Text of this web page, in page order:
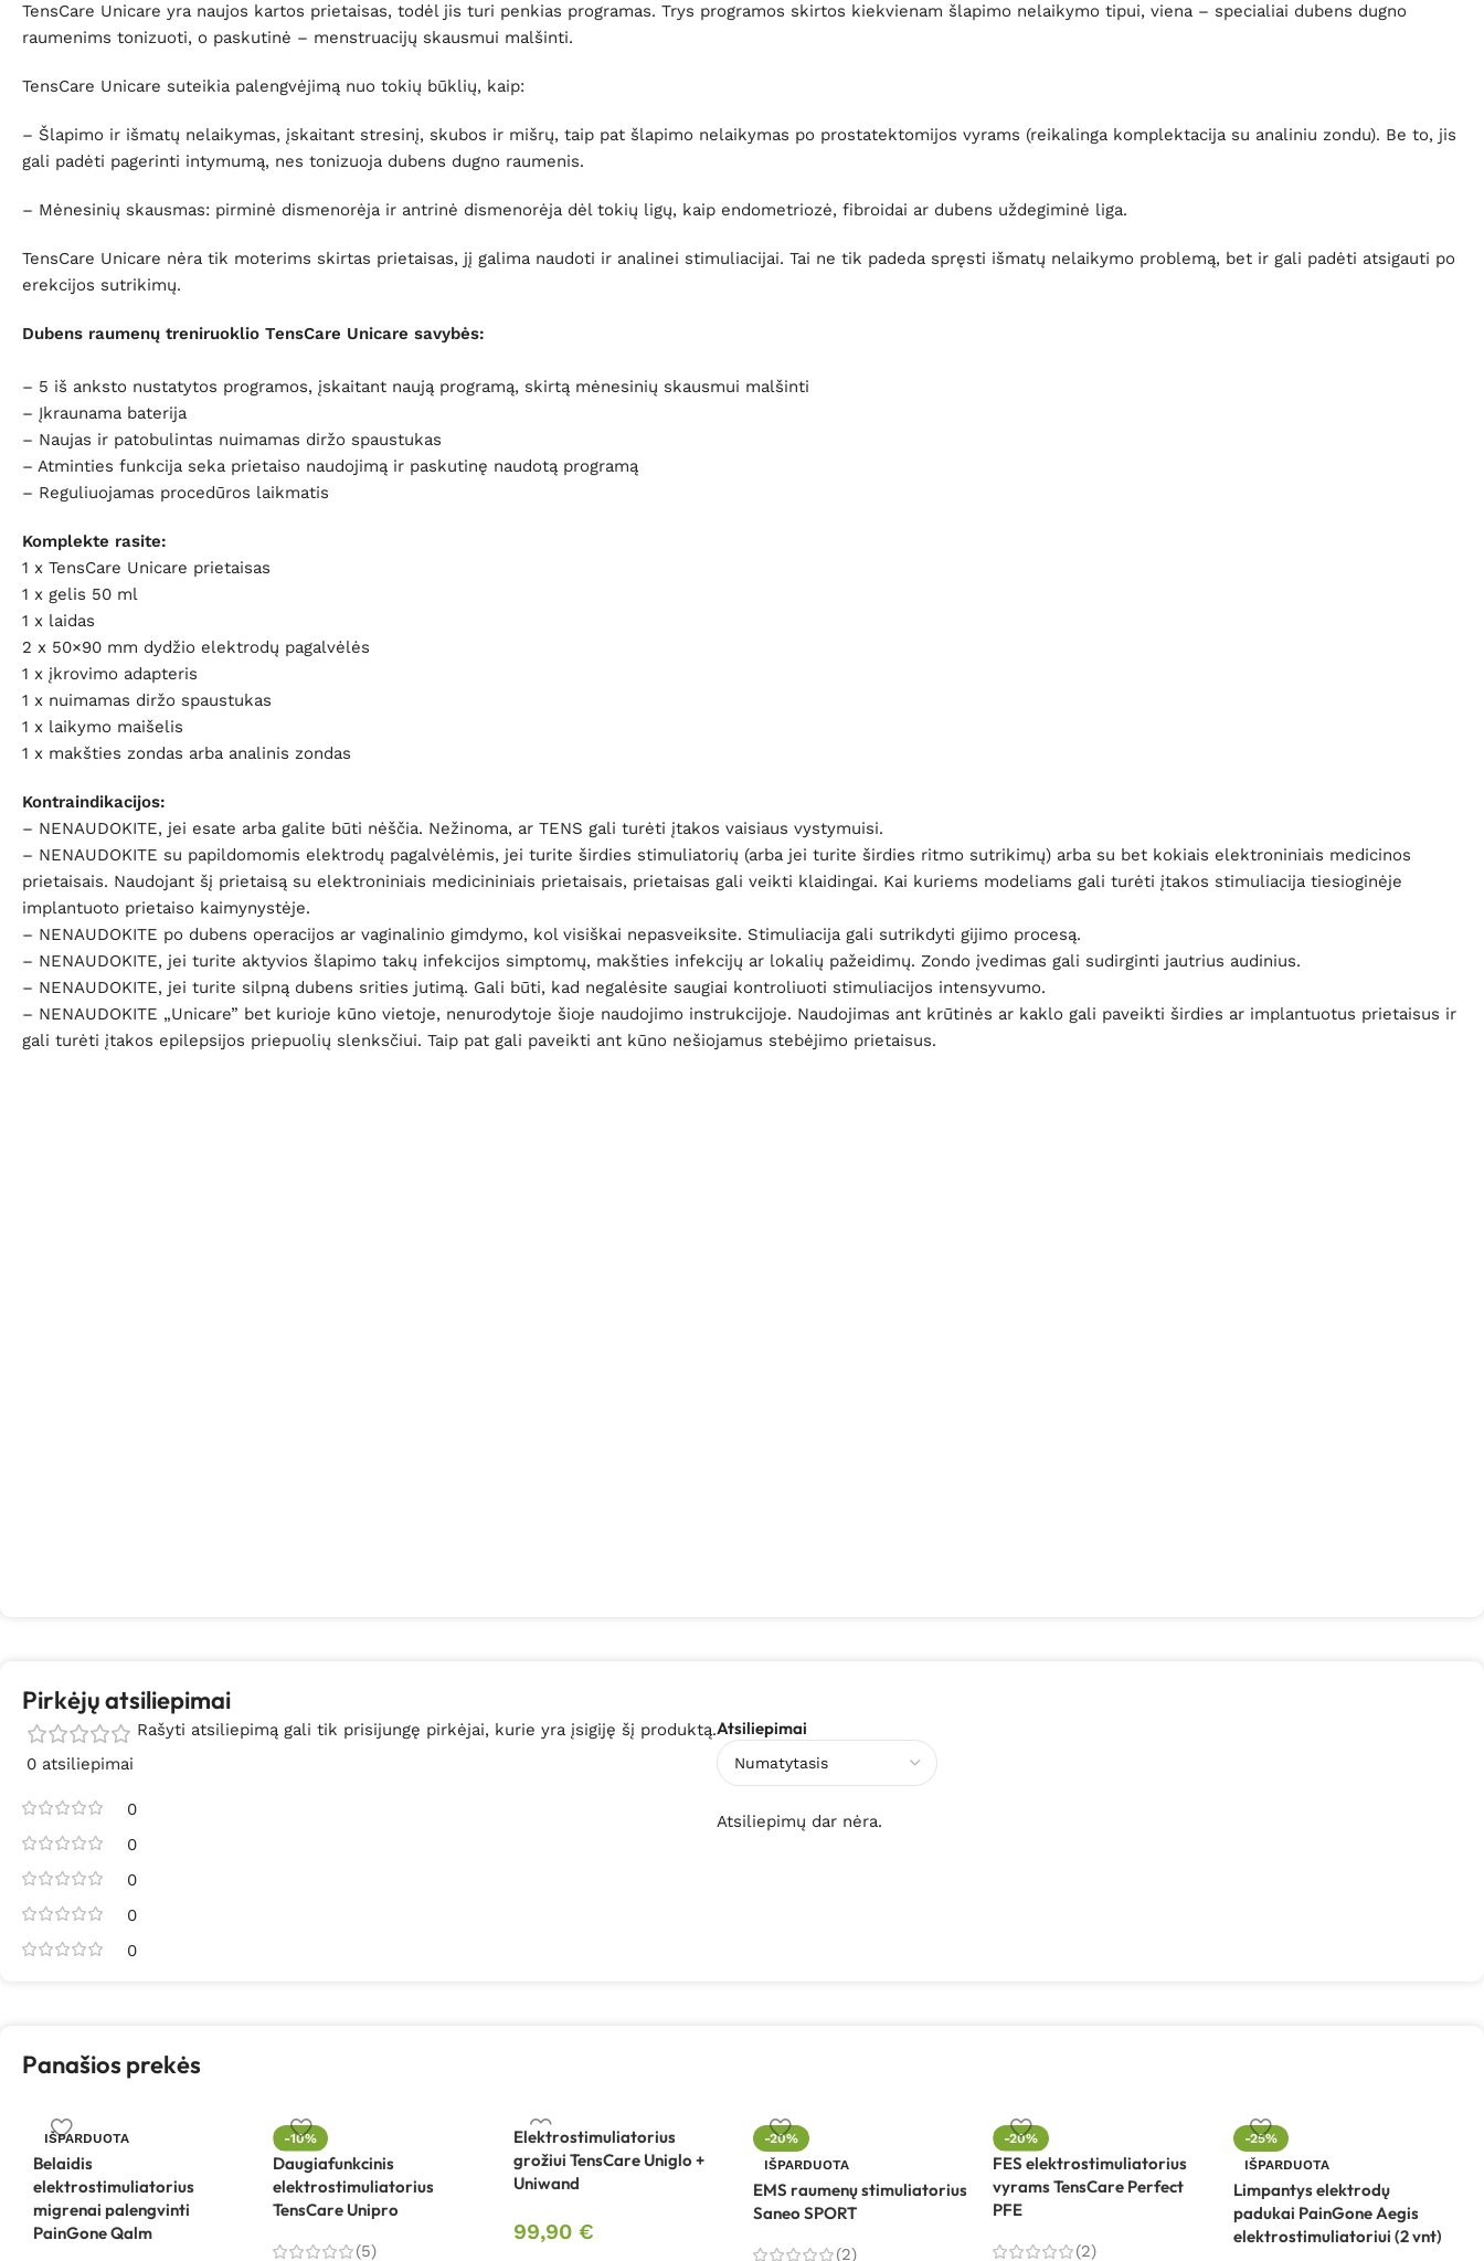
TensCare Unicare yra naujos kartos prietaisas, todėl jis turi penkias programas. Trys programos skirtos kiekvienam šlapimo nelaikymo tipui, viena – specialiai dubens dugno
raumenims tonizuoti, o paskutinė – menstruacijų skausmui malšinti.
TensCare Unicare suteikia palengvėjimą nuo tokių būklių, kaip:
– Šlapimo ir išmatų nelaikymas, įskaitant stresinį, skubos ir mišrų, taip pat šlapimo nelaikymas po prostatektomijos vyrams (reikalinga komplektacija su analiniu zondu). Be to, jis
gali padėti pagerinti intymumą, nes tonizuoja dubens dugno raumenis.
– Mėnesinių skausmas: pirminė dismenorėja ir antrinė dismenorėja dėl tokių ligų, kaip endometriozė, fibroidai ar dubens uždegiminė liga.
TensCare Unicare nėra tik moterims skirtas prietaisas, jį galima naudoti ir analinei stimuliacijai. Tai ne tik padeda spręsti išmatų nelaikymo problemą, bet ir gali padėti atsigauti po
erekcijos sutrikimų.
Dubens raumenų treniruoklio TensCare Unicare savybės:
– 5 iš anksto nustatytos programos, įskaitant naują programą, skirtą mėnesinių skausmui malšinti
– Įkraunama baterija
– Naujas ir patobulintas nuimamas diržo spaustukas
– Atminties funkcija seka prietaiso naudojimą ir paskutinę naudotą programą
– Reguliuojamas procedūros laikmatis
Komplekte rasite:
1 x TensCare Unicare prietaisas
1 x gelis 50 ml
1 x laidas
2 x 50×90 mm dydžio elektrodų pagalvėlės
1 x įkrovimo adapteris
1 x nuimamas diržo spaustukas
1 x laikymo maišelis
1 x makšties zondas arba analinis zondas
Kontraindikacijos:
– NENAUDOKITE, jei esate arba galite būti nėščia. Nežinoma, ar TENS gali turėti įtakos vaisiaus vystymuisi.
– NENAUDOKITE su papildomomis elektrodų pagalvėlėmis, jei turite širdies stimuliatorių (arba jei turite širdies ritmo sutrikimų) arba su bet kokiais elektroniniais medicinos
prietaisais. Naudojant šį prietaisą su elektroniniais medicininiais prietaisais, prietaisas gali veikti klaidingai. Kai kuriems modeliams gali turėti įtakos stimuliacija tiesioginėje
implantuoto prietaiso kaimynystėje.
– NENAUDOKITE po dubens operacijos ar vaginalinio gimdymo, kol visiškai nepasveiksite. Stimuliacija gali sutrikdyti gijimo procesą.
– NENAUDOKITE, jei turite aktyvios šlapimo takų infekcijos simptomų, makšties infekcijų ar lokalių pažeidimų. Zondo įvedimas gali sudirginti jautrius audinius.
– NENAUDOKITE, jei turite silpną dubens srities jutimą. Gali būti, kad negalėsite saugiai kontroliuoti stimuliacijos intensyvumo.
– NENAUDOKITE „Unicare” bet kurioje kūno vietoje, nenurodytoje šioje naudojimo instrukcijoje. Naudojimas ant krūtinės ar kaklo gali paveikti širdies ar implantuotus prietaisus ir
gali turėti įtakos epilepsijos priepuolių slenksčiui. Taip pat gali paveikti ant kūno nešiojamus stebėjimo prietaisus.
Pirkėjų atsiliepimai
0 atsiliepimai
0
0
0
0
0
Atsiliepimai
Atsiliepimų dar nėra.
Rašyti atsiliepimą gali tik prisijungę pirkėjai, kurie yra įsigiję šį produktą.
Panašios prekės
IŠPARDUOTA
Belaidis
elektrostimuliatorius
migrenai palengvinti
PainGone Qalm
-10%
Daugiafunkcinis
elektrostimuliatorius
TensCare Unipro
(5)
Elektrostimuliatorius
grožiui TensCare Uniglo +
Uniwand
99,90 €
-20%
IŠPARDUOTA
EMS raumenų stimuliatorius
Saneo SPORT
(2)
-20%
FES elektrostimuliatorius
vyrams TensCare Perfect
PFE
(2)
-25%
IŠPARDUOTA
Limpantys elektrodų
padukai PainGone Aegis
elektrostimuliatoriui (2 vnt)